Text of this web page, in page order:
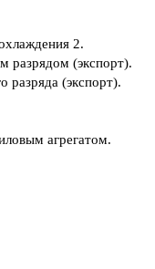
2.
разрядом (экспорт).
разряда (экспорт).
агрегатом.